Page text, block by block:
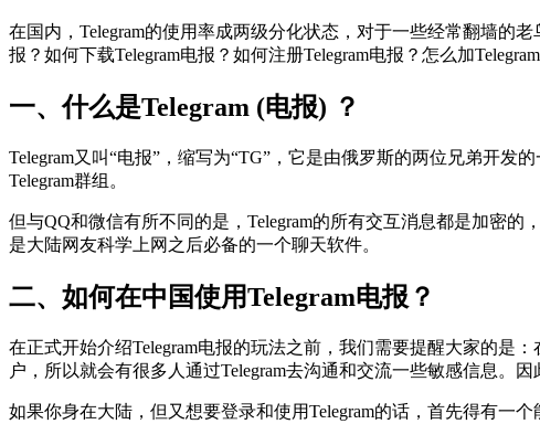
在国内，Telegram的使用率成两级分化状态，对于一些经常翻墙的
报？如何下载Telegram电报？如何注册Telegram电报？怎么加
一、什么是Telegram (电报) ？
Telegram又叫“电报”，缩写为“TG”，它是由俄罗斯的两位兄弟开发
Telegram群组。
但与QQ和微信有所不同的是，Telegram的所有交互消息都是加密
是大陆网友科学上网之后必备的一个聊天软件。
二、如何在中国使用Telegram电报？
在正式开始介绍Telegram电报的玩法之前，我们需要提醒大家的是
户，所以就会有很多人通过Telegram去沟通和交流一些敏感信息。
如果你身在大陆，但又想要登录和使用Telegram的话，首先得有一